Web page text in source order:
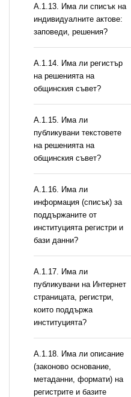
А.1.13. Има ли списък на
индивидуалните актове:
заповеди, решения?
А.1.14. Има ли регистър
на решенията на
общинския съвет?
А.1.15. Има ли
публикувани текстовете
на решенията на
общинския съвет?
А.1.16. Има ли
информация (списък) за
поддържаните от
институцията регистри и
бази данни?
А.1.17. Има ли
публикувани на Интернет
страницата, регистри,
които поддържа
институцията?
А.1.18. Има ли описание
(законово основание,
метаданни, формати) на
регистрите и базите